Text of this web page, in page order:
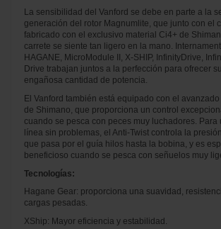
La sensibilidad del Vanford se debe en parte a la
generación del rotor Magnumlite, que junto con el
fabricado con el exclusivo material Ci4+ de
carrete se siente tan ligero en la mano.
HAGANE, MicroModule II, X-SHIP, InfinityDrive,
Drive trabajan juntos a la perfección para ofrecer
engañosa cantidad de potencia.
El Vanford también está equipado con el
de Shimano, que proporciona un control
cuando se pesca con peces muy luchadores. Para
línea sin problemas, el Anti-Twist controla la
que pasa por el guía hilos hasta la bobina, y es
beneficioso cuando se pesca con señuelos muy
Tecnologías:
Hagane Gear: proporciona una suavidad,
cargas pesadas.
XShip: Mayor eficiencia y estabilidad.